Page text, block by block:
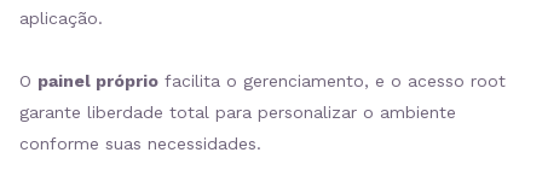
aplicação.
O painel próprio facilita o gerenciamento, e o acesso root
garante liberdade total para personalizar o ambiente
conforme suas necessidades.